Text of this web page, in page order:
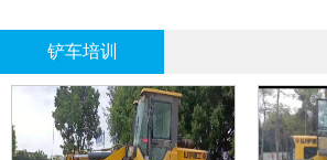
铲车培训